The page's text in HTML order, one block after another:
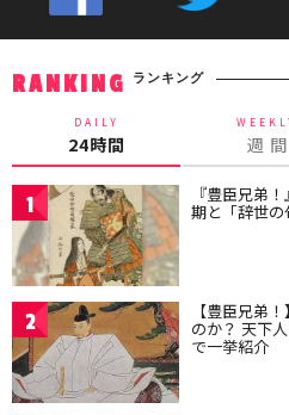
RANKING ランキング
DAILY
24時間 週 間
1 『豊臣兄弟
期と「辞世
2 【豊臣兄弟
のか？ 天下
で一挙紹介